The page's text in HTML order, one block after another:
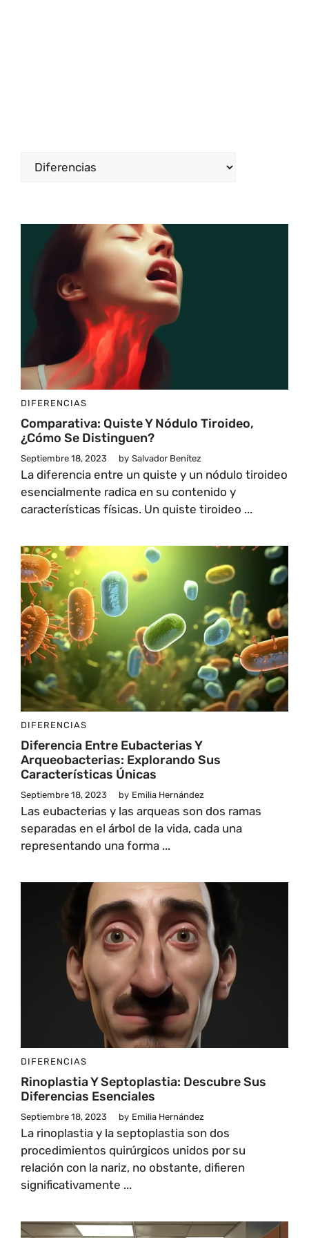
Categorías
DIFERENCIAS
Comparativa: Quiste Y Nódulo Tiroideo,
¿cómo Se Distinguen?
Septiembre 18, 2023 by Salvador Benítez
La diferencia entre un quiste y un nódulo tiroideo
esencialmente radica en su contenido y
características físicas. Un quiste tiroideo ...
DIFERENCIAS
Diferencia Entre Eubacterias Y
Arqueobacterias: Explorando Sus
Características Únicas
Septiembre 18, 2023 by Emilia Hernández
Las eubacterias y las arqueas son dos ramas
separadas en el árbol de la vida, cada una
representando una forma ...
DIFERENCIAS
Rinoplastia Y Septoplastia: Descubre Sus
Diferencias Esenciales
Septiembre 18, 2023 by Emilia Hernández
La rinoplastia y la septoplastia son dos
procedimientos quirúrgicos unidos por su
relación con la nariz, no obstante, difieren
significativamente ...